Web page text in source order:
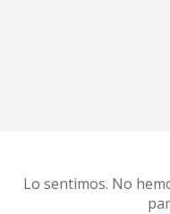
Lo sentimos. No